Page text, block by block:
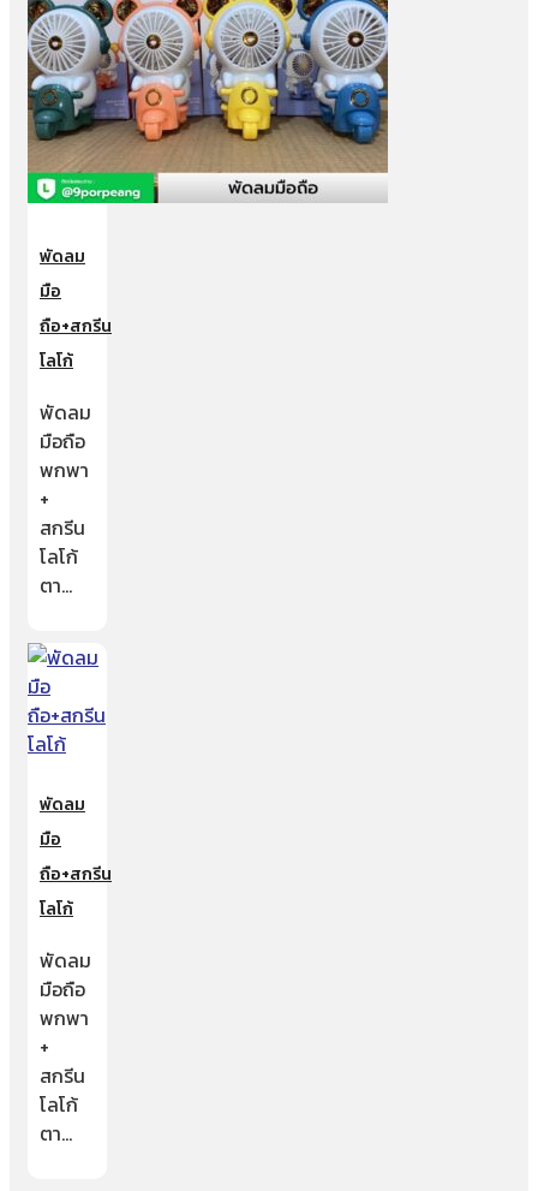
พัดลม
มือ
ถือ+สกรีน
โลโก้
พัดลม
มือถือ
พกพา
+
สกรีน
โลโก้
ตา…
พัดลม
มือ
ถือ+สกรีน
โลโก้
พัดลม
มือถือ
พกพา
+
สกรีน
โลโก้
ตา…